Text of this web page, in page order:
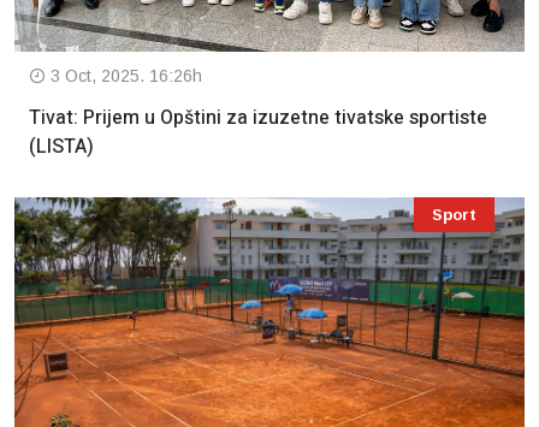
3 Oct, 2025. 16:26h
Tivat: Prijem u Opštini za izuzetne tivatske sportiste
(LISTA)
Sport